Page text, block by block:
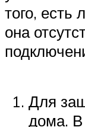
того, есть
она
Для
дома. В